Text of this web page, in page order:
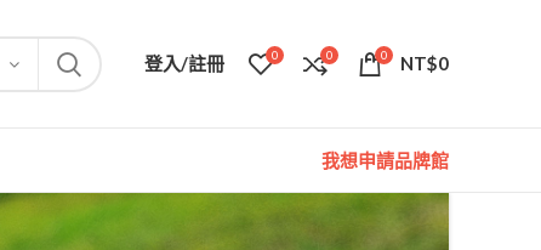
登入/註冊 0 0 0 NT$0
我想申請品牌館